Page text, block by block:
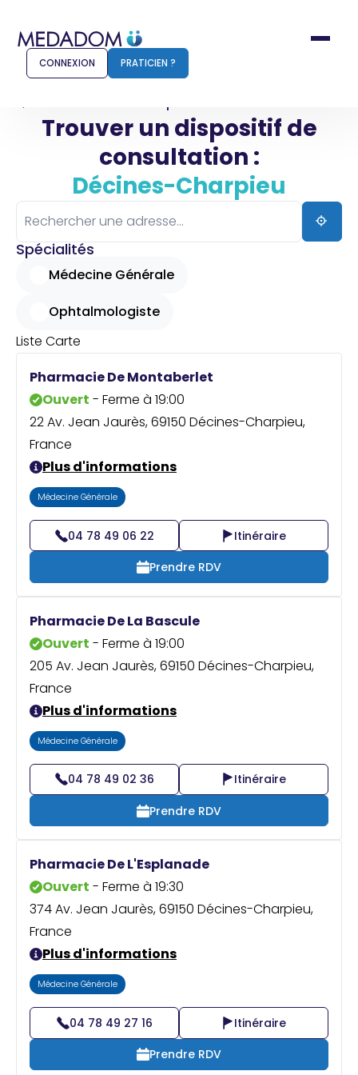
Comment ça marche ?
Pharmacien
Connexion
Praticien ?
CONNEXION PRATICIEN ?
Décines-Charpieu
Trouver un dispositif de
consultation :
Décines-Charpieu
Spécialités
Médecine Générale
Ophtalmologiste
Liste Carte
Pharmacie De Montaberlet
Ouvert - Ferme à 19:00
22 Av. Jean Jaurès, 69150 Décines-Charpieu,
France
Plus d'informations
Médecine Générale
04 78 49 06 22
Itinéraire
Prendre RDV
Pharmacie De La Bascule
Ouvert - Ferme à 19:00
205 Av. Jean Jaurès, 69150 Décines-Charpieu,
France
Plus d'informations
Médecine Générale
04 78 49 02 36
Itinéraire
Prendre RDV
Pharmacie De L'Esplanade
Ouvert - Ferme à 19:30
374 Av. Jean Jaurès, 69150 Décines-Charpieu,
France
Plus d'informations
Médecine Générale
04 78 49 27 16
Itinéraire
Prendre RDV